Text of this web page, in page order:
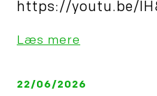
https://youtu.be/
Læs mere
22/06/2026